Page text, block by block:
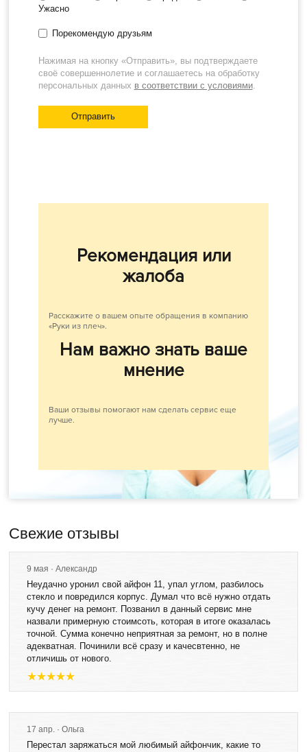
Ужасно
Порекомендую друзьям
Нажимая на кнопку «Отправить», вы подтверждаете
своё совершеннолетие и соглашаетесь на обработку
персональных данных в соответствии с условиями.
Рекомендация или
жалоба
Расскажите о вашем опыте обращения в компанию
«Руки из плеч».
Нам важно знать ваше
мнение
Ваши отзывы помогают нам сделать сервис еще
лучше.
Свежие отзывы
9 мая · Александр
Неудачно уронил свой айфон 11, упал углом, разбилось
стекло и повредился корпус. Думал что всё нужно отдать
кучу денег на ремонт. Позванил в данный сервис мне
назвали примерную стоимсоть, которая в итоге оказалась
точной. Сумма конечно неприятная за ремонт, но в полне
адекватная. Починили всё сразу и качесвтенно, не
отличишь от нового.
17 апр. · Ольга
Перестал заряжаться мой любимый айфончик, какие то